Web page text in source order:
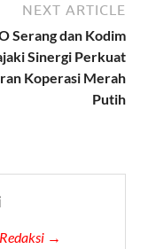
NEXT ARTICLE
Serang dan Kodim
Sinergi Perkuat
Koperasi Merah
Putih
→